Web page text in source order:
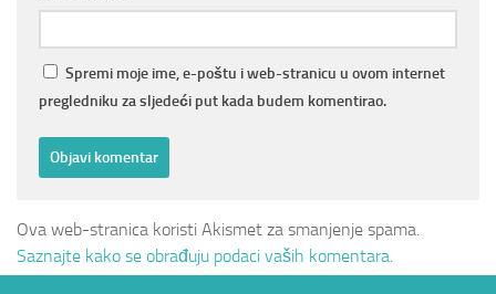
Spremi moje ime, e-poštu i web-stranicu u ovom internet
pregledniku za sljedeći put kada budem komentirao.
Ova web-stranica koristi Akismet za smanjenje spama.
Saznajte kako se obrađuju podaci vaših komentara.